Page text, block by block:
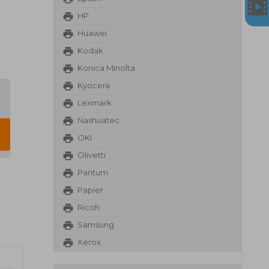
HP
Huawei
Kodak
Konica Minolta
Kyocera
Lexmark
Nashuatec
OKI
Olivetti
Pantum
Papier
Ricoh
Samsung
Xerox